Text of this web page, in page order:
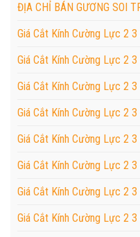
ĐỊA CHỈ BÁN GƯƠNG SOI
Giá Cắt Kính Cường Lực 2
Giá Cắt Kính Cường Lực 2
Giá Cắt Kính Cường Lực 2
Giá Cắt Kính Cường Lực 2
Giá Cắt Kính Cường Lực 2
Giá Cắt Kính Cường Lực 2
Giá Cắt Kính Cường Lực 2
Giá Cắt Kính Cường Lực 2